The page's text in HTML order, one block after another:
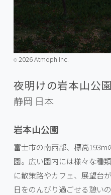
©️2026 Atmoph Inc.
夜明けの岩本山公
静岡 日本
岩本山公園
富士市の南西部、標高
園。広い園内には様々な種
に散策路やカフェ、展望台
日をのんびり過ごせる憩い